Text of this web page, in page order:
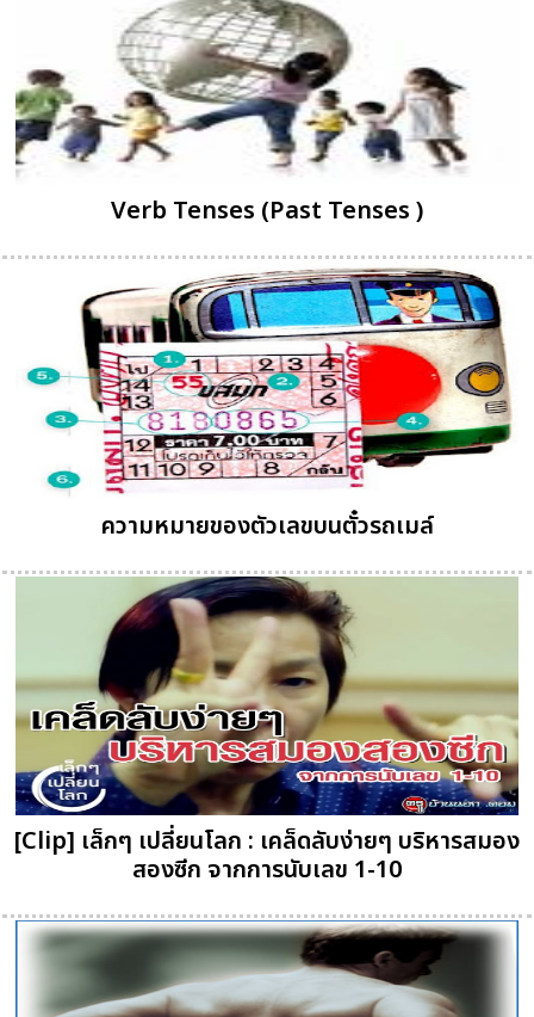
Verb Tenses (Past Tenses )
ความหมายของตัวเลขบนตั๋วรถเมล์
[Clip] เล็กๆ เปลี่ยนโลก : เคล็ดลับง่ายๆ บริหารสมอง
สองซีก จากการนับเลข 1-10